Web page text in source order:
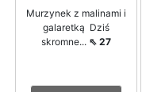
Murzynek z malinami i
galaretką Dziś
skromne... ⇖ 27